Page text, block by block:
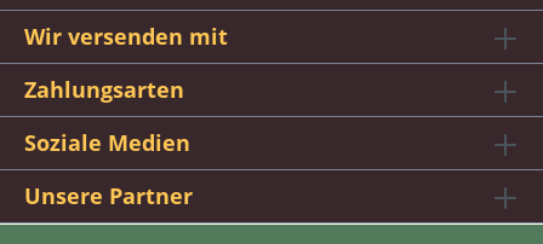
Wir versenden mit
Zahlungsarten
Soziale Medien
Unsere Partner